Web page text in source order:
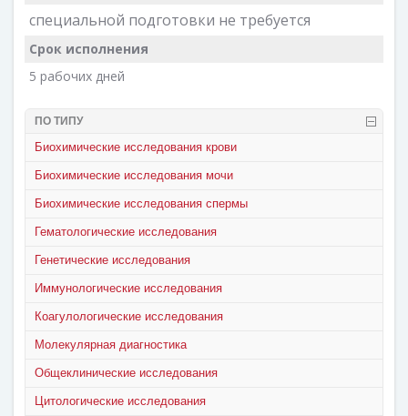
специальной подготовки не требуется
Срок исполнения
5 рабочих дней
ПО ТИПУ
Биохимические исследования крови
Биохимические исследования мочи
Биохимические исследования спермы
Гематологические исследования
Генетические исследования
Иммунологические исследования
Коагулологические исследования
Молекулярная диагностика
Общеклинические исследования
Цитологические исследования